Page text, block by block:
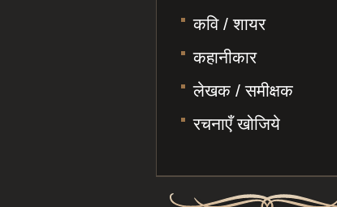
कवि / शायर
कहानीकार
लेखक / समीक्षक
रचनाएँ खोजिये